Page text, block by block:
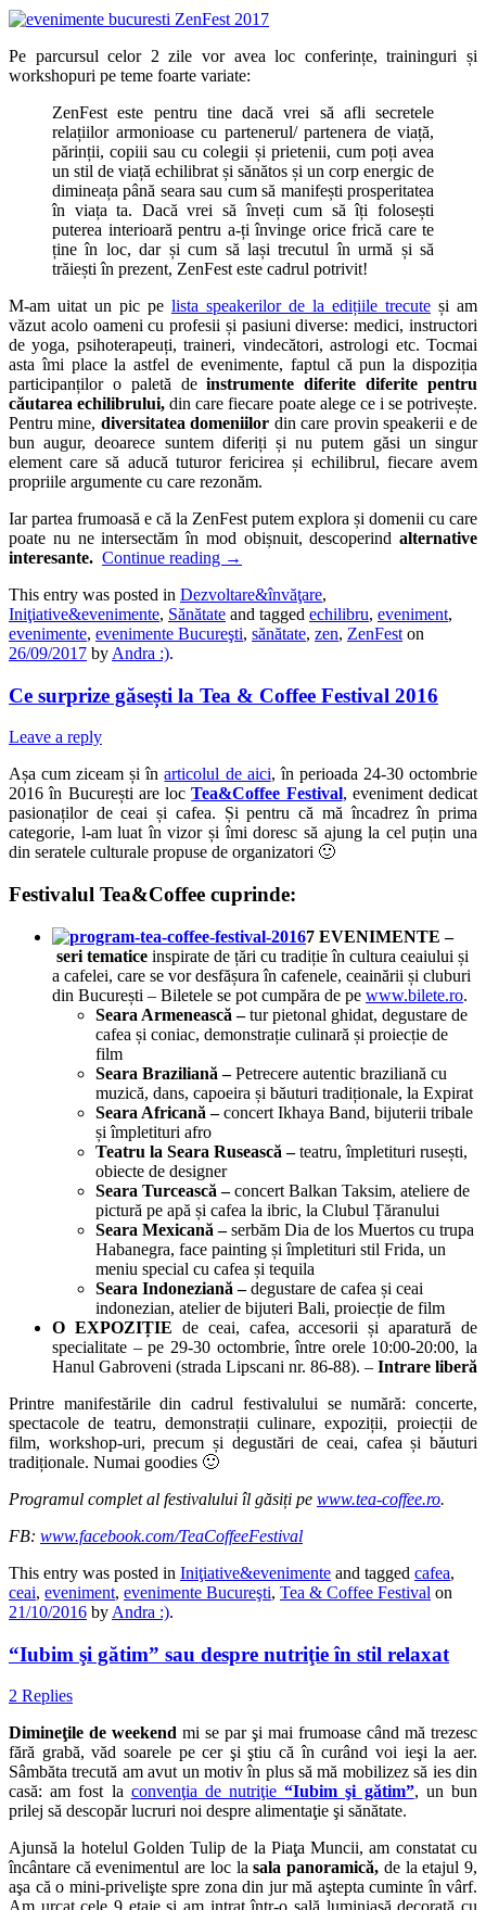
Pe parcursul celor 2 zile vor avea loc conferințe, traininguri și
workshopuri pe teme foarte variate:
ZenFest este pentru tine dacă vrei să afli secretele
relațiilor armonioase cu partenerul/ partenera de viață,
părinții, copiii sau cu colegii și prietenii, cum poți avea
un stil de viață echilibrat și sănătos și un corp energic de
dimineața până seara sau cum să manifești prosperitatea
în viața ta. Dacă vrei să înveți cum să îți folosești
puterea interioară pentru a-ți învinge orice frică care te
ține în loc, dar și cum să lași trecutul în urmă și să
trăiești în prezent, ZenFest este cadrul potrivit!
M-am uitat un pic pe lista speakerilor de la edițiile trecute și am
văzut acolo oameni cu profesii și pasiuni diverse: medici, instructori
de yoga, psihoterapeuți, traineri, vindecători, astrologi etc. Tocmai
asta îmi place la astfel de evenimente, faptul că pun la dispoziția
participanților o paletă deinstrumente diferite diferite pentru
căutarea echilibrului, din care fiecare poate alege ce i se potrivește.
Pentru mine, diversitatea domeniilor din care provin speakerii e de
bun augur, deoarece suntem diferiți și nu putem găsi un singur
element care să aducă tuturor fericirea și echilibrul, fiecare avem
propriile argumente cu care rezonăm.
Iar partea frumoasă e că la ZenFest putem explora și domenii cu care
poate nu ne intersectăm în mod obișnuit, descoperind alternative
interesante. Continue reading →
This entry was posted in Dezvoltare&învăţare,
Iniţiative&evenimente, Sănătate and tagged echilibru, eveniment,
evenimente, evenimente Bucureşti, sănătate, zen, ZenFest on
26/09/2017 by Andra :).
Ce surprize găsești la Tea & Coffee Festival 2016
Leave a reply
Așa cum ziceam și înarticolul de aici, în perioada 24-30 octombrie
2016 în București are locTea&Coffee Festival, eveniment dedicat
pasionaților de ceai și cafea. Și pentru că mă încadrez în prima
categorie, l-am luat în vizor și îmi doresc să ajung la cel puțin una
din seratele culturale propuse de organizatori 🙂
Festivalul Tea&Coffee cuprinde:
7 EVENIMENTE –
seri tematice inspirate de țări cu tradiție în cultura ceaiului și
a cafelei, care se vor desfășura în cafenele, ceainării și cluburi
din București – Biletele se pot cumpăra de pe www.bilete.ro.
Seara Armenească –tur pietonal ghidat, degustare de
cafea și coniac, demonstrație culinară și proiecție de
film
Seara Braziliană –Petrecere autentic braziliană cu
muzică, dans, capoeira și băuturi tradiționale, la Expirat
Seara Africană –concert Ikhaya Band, bijuterii tribale
și împletituri afro
Teatru la Seara Rusească –teatru, împletituri rusești,
obiecte de designer
Seara Turcească –concert Balkan Taksim, ateliere de
pictură pe apă și cafea la ibric, la Clubul Țăranului
Seara Mexicană –serbăm Dia de los Muertos cu trupa
Habanegra, face painting și împletituri stil Frida, un
meniu special cu cafea și tequila
Seara Indoneziană –degustare de cafea și ceai
indonezian, atelier de bijuteri Bali, proiecție de film
O EXPOZIȚIE de ceai, cafea, accesorii și aparatură de
specialitate – pe 29-30 octombrie, între orele 10:00-20:00, la
Hanul Gabroveni (strada Lipscani nr. 86-88). – Intrare liberă
Printre manifestările din cadrul festivalului se numără: concerte,
spectacole de teatru, demonstrații culinare, expoziții, proiecții de
film, workshop-uri, precum și degustări de ceai, cafea și băuturi
tradiționale. Numai goodies 🙂
Programul complet al festivalului îl găsiți pe www.tea-coffee.ro.
FB: www.facebook.com/TeaCoffeeFestival
This entry was posted in Iniţiative&evenimente and tagged cafea,
ceai, eveniment, evenimente Bucureşti, Tea & Coffee Festival on
21/10/2016 by Andra :).
“Iubim şi gătim” sau despre nutriţie în stil relaxat
2 Replies
Dimineţile de weekend mi se par şi mai frumoase când mă trezesc
fără grabă, văd soarele pe cer şi ştiu că în curând voi ieşi la aer.
Sâmbăta trecută am avut un motiv în plus să mă mobilizez să ies din
casă: am fost la convenţia de nutriţie“Iubim şi gătim”, un bun
prilej să descopăr lucruri noi despre alimentaţie şi sănătate.
Ajunsă la hotelul Golden Tulip de la Piaţa Muncii, am constatat cu
încântare că evenimentul are loc lasala panoramică, de la etajul 9,
aşa că o mini-privelişte spre zona din jur mă aştepta cuminte în vârf.